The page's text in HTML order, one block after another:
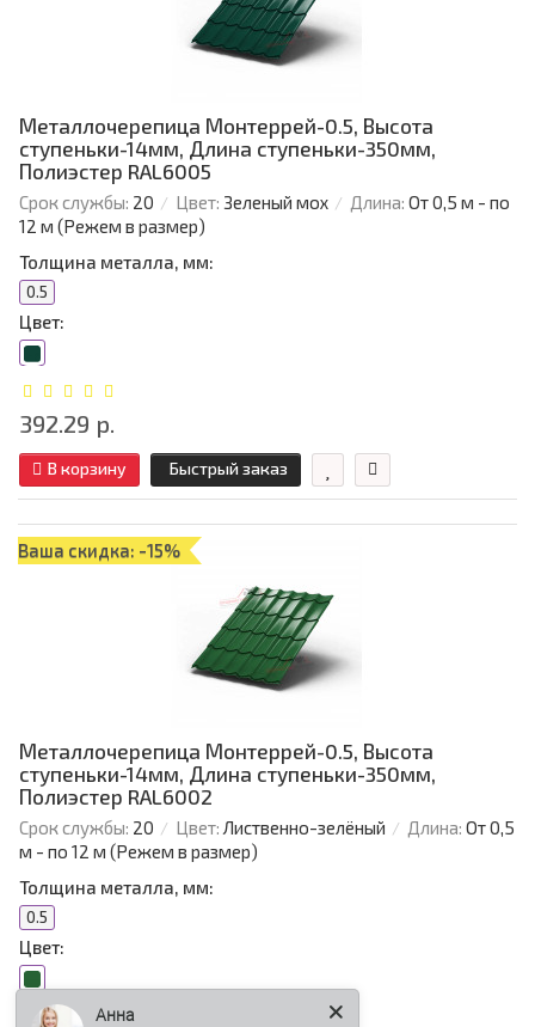
Металлочерепица Монтеррей-0.5, Высота
ступеньки-14мм, Длина ступеньки-350мм,
Полиэстер RAL6005
Срок службы: 20 Цвет: Зеленый мох Длина: От 0,5 м - по
12 м (Режем в размер)
Толщина металла, мм:
0.5
Цвет:
392.29 р.
В корзину Быстрый заказ
Ваша скидка: -15%
Металлочерепица Монтеррей-0.5, Высота
ступеньки-14мм, Длина ступеньки-350мм,
Полиэстер RAL6002
Срок службы: 20 Цвет: Лиственно-зелёный Длина: От 0,5
м - по 12 м (Режем в размер)
Толщина металла, мм:
0.5
Цвет:
Анна